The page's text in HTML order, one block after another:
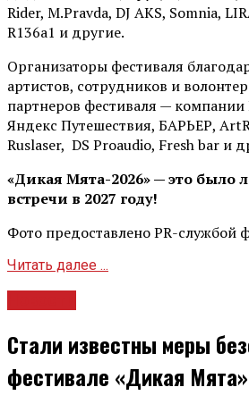
Rider, М.Pravda, DJ AKS, Somnia,
R136a1 и другие.
Организаторы фестиваля
артистов, сотрудников и
партнеров фестиваля — компании
Яндекс Путешествия, БАРЬЕР,
Ruslaser, DS Proaudio, Fresh bar и
«Дикая Мята-2026» — это было
встречи в 2027 году!
Фото предоставлено PR-службой
Читать далее ...
Стали известны меры
фестивале «Дикая Мята»